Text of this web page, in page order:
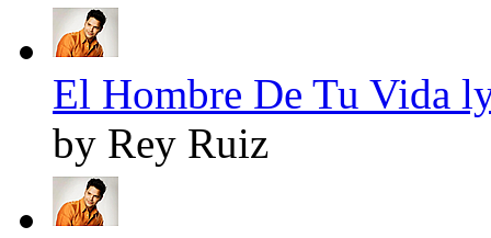
El Hombre De Tu Vida
by Rey Ruiz